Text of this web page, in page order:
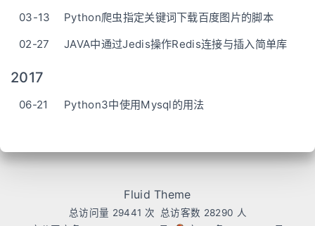
03-13
Python爬虫指定关键词下载百度图片的脚本
02-27
JAVA中通过Jedis操作Redis连接与插入简单库
2017
06-21 Python3中使用Mysql的用法
Fluid Theme
总访问量 29441 次 总访客数 28290 人